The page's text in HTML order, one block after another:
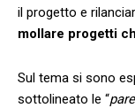
il progetto e
mollare progetti
Sul tema si sono
sottolineato le “